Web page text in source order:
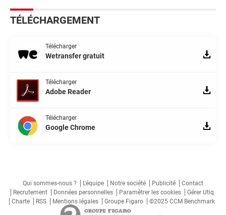
TÉLÉCHARGEMENT
Télécharger
Wetransfer gratuit
Télécharger
Adobe Reader
Télécharger
Google Chrome
Qui sommes-nous ? L'équipe Notre société Publicité
Contact
Recrutement
Données personnelles Paramétrer les cookies
Gérer Utiq
Charte
RSS Mentions légales Groupe Figaro ©2025 CCM Benchmark